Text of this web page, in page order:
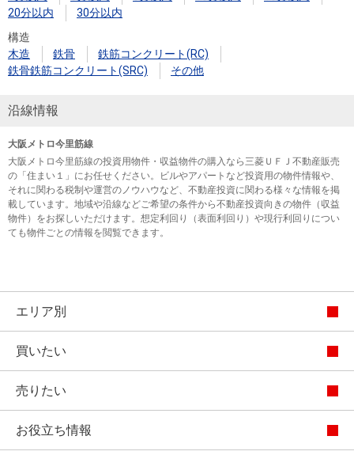
20分以内
30分以内
構造
木造
鉄骨
鉄筋コンクリート(RC)
鉄骨鉄筋コンクリート(SRC)
その他
沿線情報
大阪メトロ今里筋線
大阪メトロ今里筋線の投資用物件・収益物件の購入なら三菱ＵＦＪ不動産販売
の「住まい１」にお任せください。ビルやアパートなど投資用の物件情報や、
それに関わる税制や運営のノウハウなど、不動産投資に関わる様々な情報を掲
載しています。地域や沿線などご希望の条件から不動産投資向きの物件（収益
物件）をお探しいただけます。想定利回り（表面利回り）や現行利回りについ
ても物件ごとの情報を閲覧できます。
エリア別
買いたい
売りたい
お役立ち情報